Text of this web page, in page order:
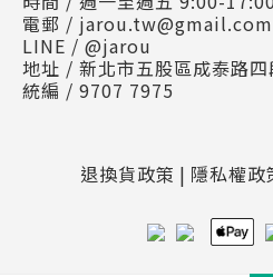
電郵 / jarou.tw@gmail.com
LINE / @jarou
地址 / 新北市五股區成泰路
統編 / 9707 7975
退換貨政策 | 隱私權政